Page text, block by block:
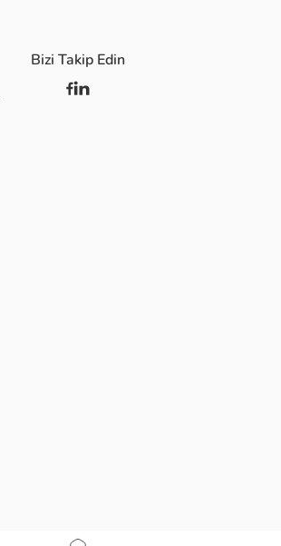
Bizi Takip Edin